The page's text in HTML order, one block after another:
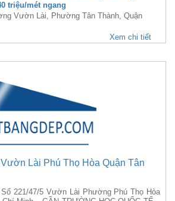
triệu/mét ngang
Vườn Lài, Phường Tân Thành, Quận
Xem chi tiết
Lài Phú Thọ Hòa Quận Tân
221/47/5 Vườn Lài Phường Phú Thọ Hòa